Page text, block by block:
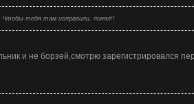
тебя там исправили, понял!!
и не борзей,смотрю зарегистрировался